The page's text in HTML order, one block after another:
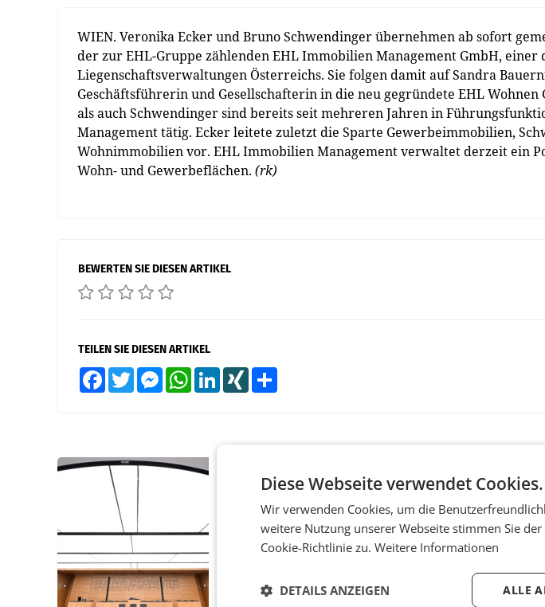
WIEN. Veronika Ecker und Bruno Schwendinger übernehmen ab sofort
der zur EHL-Gruppe zählenden EHL Immobilien Management GmbH,
Liegenschaftsverwaltungen Österreichs. Sie folgen damit auf Sandra
Geschäftsführerin und Gesellschafterin in die neu gegründete EHL Wohnen
als auch Schwendinger sind bereits seit mehreren Jahren in
Management tätig. Ecker leitete zuletzt die Sparte Gewerbeimmobilien,
Wohnimmobilien vor. EHL Immobilien Management verwaltet derzeit ein
Wohn- und Gewerbeflächen. (rk)
BEWERTEN SIE DIESEN ARTIKEL
TEILEN SIE DIESEN ARTIKEL
FacebookTwitter MessengerWhatsAppLinkedInXING
Pilnacek-U-Ausschuss -
Presserat fordert sensible
Berichterstattung
Medienvertreter dazu auf, im
U-Ausschuss zu den
Diese Webseite verwendet Cookies.
Wir verwenden Cookies, um die
weitere Nutzung unserer Webseite stimmen Sie
Cookie-Richtlinie zu. Weitere Informationen
ALLE
DETAILS ANZEIGEN